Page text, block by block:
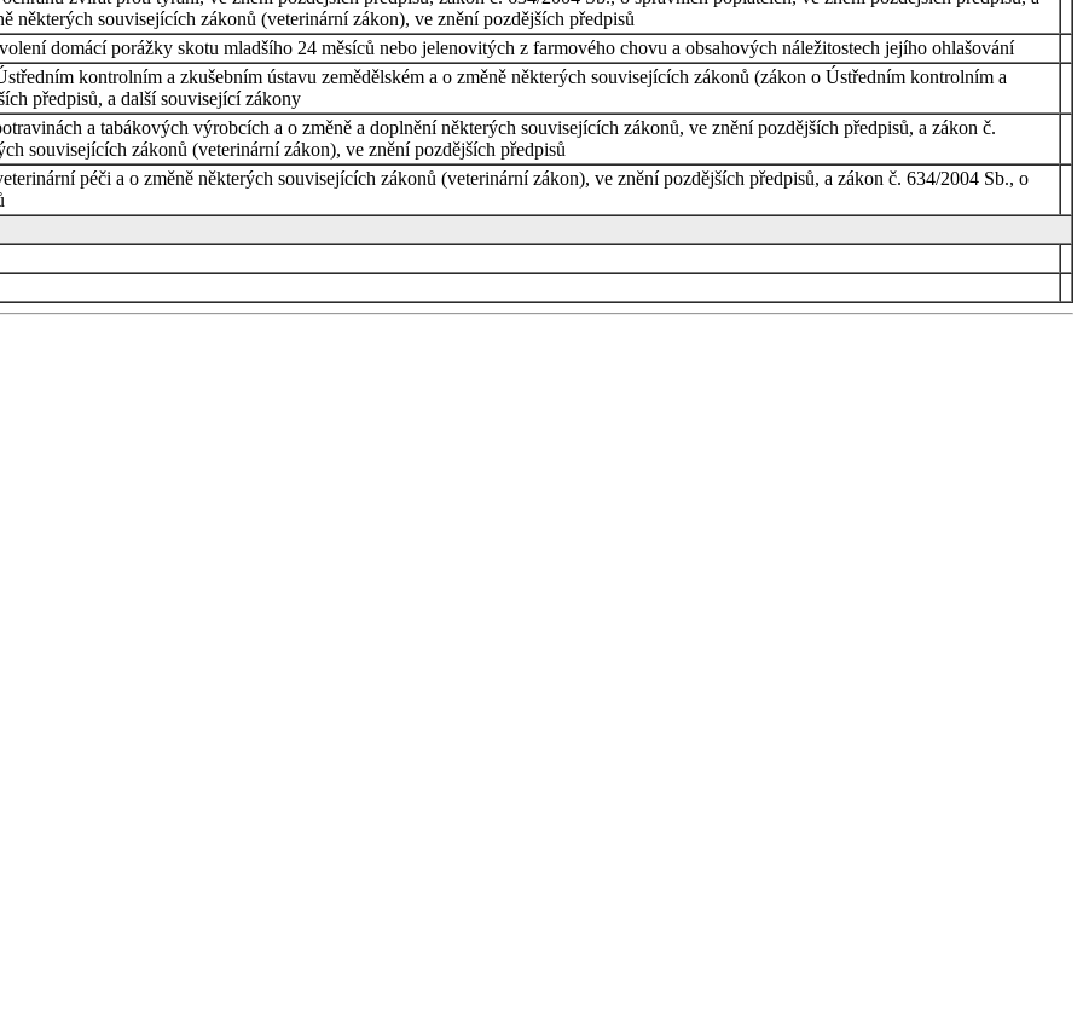
některých souvisejících zákonů (veterinární zákon), ve znění pozdějších předpisů
domácí porážky skotu mladšího 24 měsíců nebo jelenovitých z farmového chovu a obsahových náležitostech jejího ohlašování
kontrolním a zkušebním ústavu zemědělském a o změně některých souvisejících zákonů (zákon o Ústředním kontrolním a
předpisů, a další související zákony
a tabákových výrobcích a o změně a doplnění některých souvisejících zákonů, ve znění pozdějších předpisů, a zákon č.
souvisejících zákonů (veterinární zákon), ve znění pozdějších předpisů
péči a o změně některých souvisejících zákonů (veterinární zákon), ve znění pozdějších předpisů, a zákon č. 634/2004 Sb., o